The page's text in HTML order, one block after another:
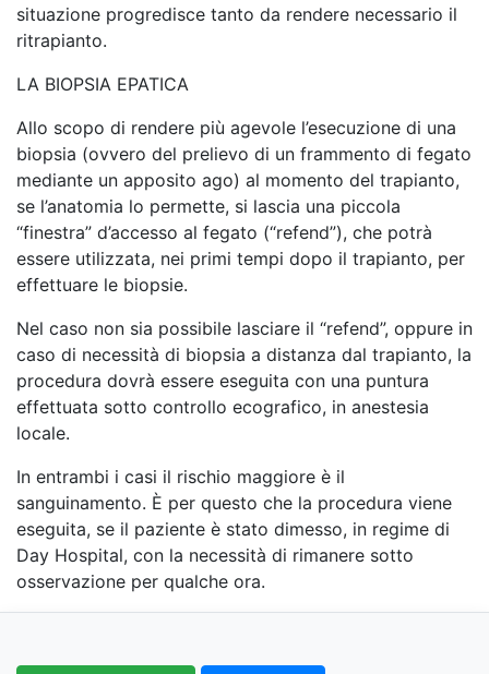
situazione progredisce tanto da rendere necessario il
ritrapianto.
LA BIOPSIA EPATICA
Allo scopo di rendere più agevole l’esecuzione di una
biopsia (ovvero del prelievo di un frammento di fegato
mediante un apposito ago) al momento del trapianto,
se l’anatomia lo permette, si lascia una piccola
“finestra” d’accesso al fegato (“refend”), che potrà
essere utilizzata, nei primi tempi dopo il trapianto, per
effettuare le biopsie.
Nel caso non sia possibile lasciare il “refend”, oppure in
caso di necessità di biopsia a distanza dal trapianto, la
procedura dovrà essere eseguita con una puntura
effettuata sotto controllo ecografico, in anestesia
locale.
In entrambi i casi il rischio maggiore è il
sanguinamento. È per questo che la procedura viene
eseguita, se il paziente è stato dimesso, in regime di
Day Hospital, con la necessità di rimanere sotto
osservazione per qualche ora.